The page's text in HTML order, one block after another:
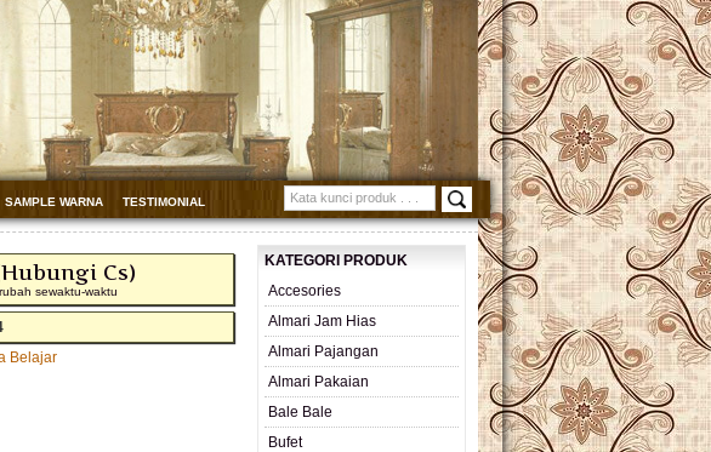
SAMPLE WARNA
TESTIMONIAL
Cs)
sewaktu-waktu
Belajar
KATEGORI PRODUK
Accesories
Almari Jam Hias
Almari Pajangan
Almari Pakaian
Bale Bale
Bufet